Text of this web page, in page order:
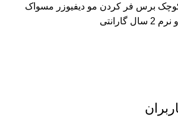
برس فر کردن مو دیفیوزر مسواک